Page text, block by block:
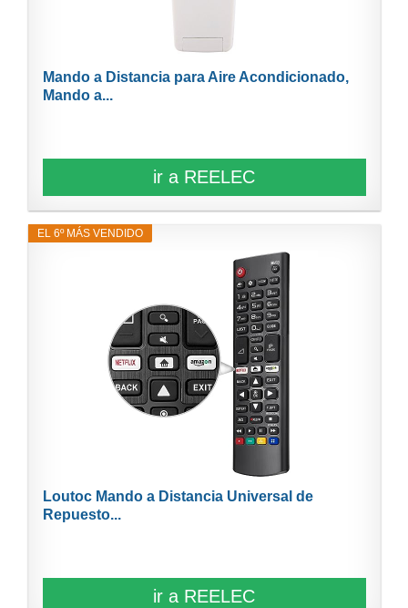
Mando a Distancia para Aire Acondicionado,
Mando a...
ir a REELEC
EL 6º MÁS VENDIDO
Loutoc Mando a Distancia Universal de
Repuesto...
ir a REELEC